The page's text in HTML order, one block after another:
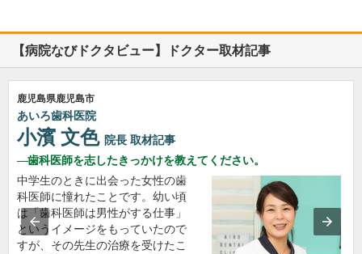
【病院なびドクタビュー】ドクター取材記事
鹿児島県鹿児島市
あいろ歯科医院
小濱 文色 院長 取材記事
歯科医師を志したきっかけを教えてください。
中学生のときに出会った女性の歯
科医師に憧れたことです。幼い頃
は「歯科医師は男性がする仕事」
というイメージをもっていたので
すが、その先生の治療を受けたこ